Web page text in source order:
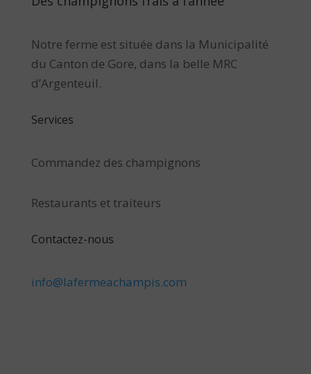
Notre ferme est située dans la Municipalité
du Canton de Gore, dans la belle MRC
d’Argenteuil.
Services
Commandez des champignons
Restaurants et traiteurs
Contactez-nous
info@lafermeachampis.com